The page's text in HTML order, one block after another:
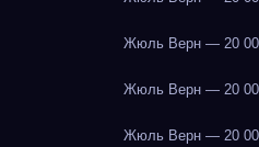
Жюль Верн — 20
Жюль Верн — 20
Жюль Верн — 20